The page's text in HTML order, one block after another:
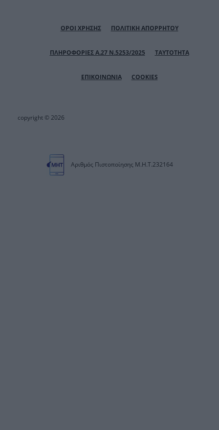
ΟΡΟΙ ΧΡΗΣΗΣ ΠΟΛΙΤΙΚΗ ΑΠΟΡΡΗΤΟΥ
ΠΛΗΡΟΦΟΡΙΕΣ Α.27 Ν.5253/2025 ΤΑΥΤΟΤΗΤΑ
ΕΠΙΚΟΙΝΩΝΙΑ COOKIES
copyright © 2026
Αριθμός Πιστοποίησης Μ.Η.Τ.232164